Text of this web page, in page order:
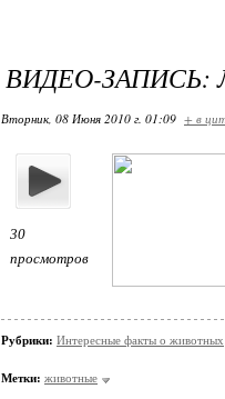
ВИДЕО-
Вторник, 08 Июня 2010 г. 01:09 + в
30
просмотров
Рубрики: Интересные факты о животных
Метки: животные